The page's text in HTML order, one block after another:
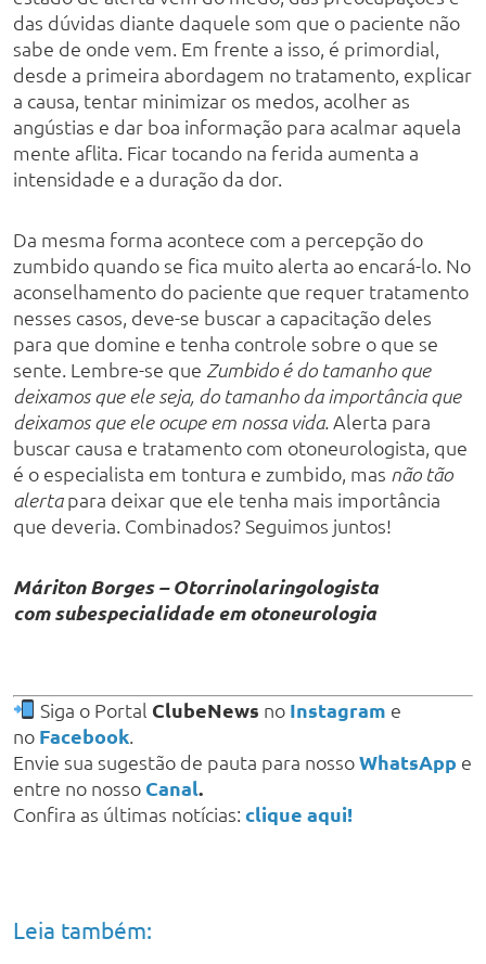
das dúvidas diante daquele som que o paciente não
sabe de onde vem. Em frente a isso, é primordial,
desde a primeira abordagem no tratamento, explicar
a causa, tentar minimizar os medos, acolher as
angústias e dar boa informação para acalmar aquela
mente aflita. Ficar tocando na ferida aumenta a
intensidade e a duração da dor.
Da mesma forma acontece com a percepção do
zumbido quando se fica muito alerta ao encará-lo. No
aconselhamento do paciente que requer tratamento
nesses casos, deve-se buscar a capacitação deles
para que domine e tenha controle sobre o que se
sente. Lembre-se que Zumbido é do tamanho que
deixamos que ele seja, do tamanho da importância que
deixamos que ele ocupe em nossa vida.Alerta para
buscar causa e tratamento com otoneurologista, que
é o especialista em tontura e zumbido, mas não tão
alertapara deixar que ele tenha mais importância
que deveria. Combinados? Seguimos juntos!
Máriton Borges – Otorrinolaringologista
com subespecialidade em otoneurologia
Siga o Portal ClubeNews no Instagram e
no Facebook.
Envie sua sugestão de pauta para nossoWhatsApp e
entre no nosso Canal.
Confira as últimas notícias: clique aqui!
Leia também: